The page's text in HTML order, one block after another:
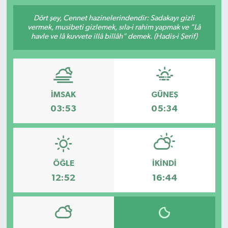
Dört şey, Cennet hazinelerindendir: Sadakayı gizli
vermek, musibeti gizlemek, sıla-i rahim yapmak ve "Lâ
havle ve lâ kuvvete illâ billâh" demek. (Hadis-i Şerif)
İMSAK
03:53
GÜNEŞ
05:34
ÖĞLE
12:52
İKINDI
16:44
SPOR
İLÇELERİMİZ
RESMİ İLAN